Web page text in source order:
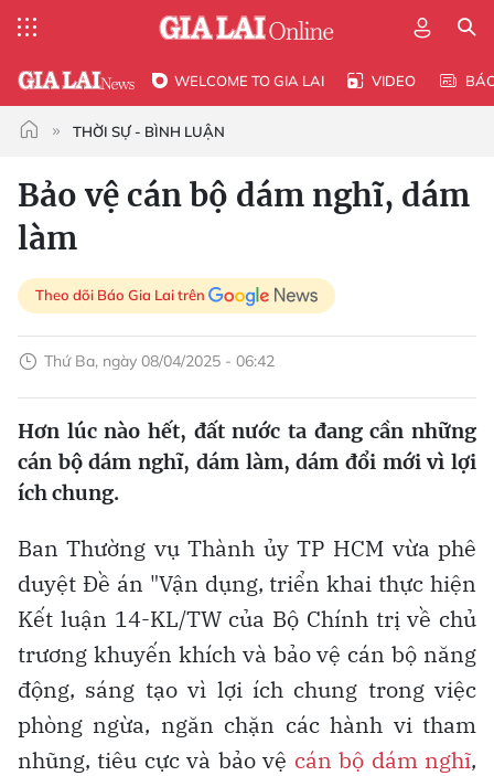
WELCOME TO GIA LAI VIDEO
THỜI SỰ - BÌNH LUẬN
Bảo vệ cán bộ dám nghĩ, dám
làm
Theo dõi Báo Gia Lai trên
Thứ Ba, ngày 08/04/2025 - 06:42
Hơn lúc nào hết, đất nước ta đang cần những
cán bộ dám nghĩ, dám làm, dám đổi mới vì lợi
ích chung.
Ban Thường vụ Thành ủy TP HCM vừa phê
duyệt Đề án "Vận dụng, triển khai thực hiện
Kết luận 14-KL/TW của Bộ Chính trị về chủ
trương khuyến khích và bảo vệ cán bộ năng
động, sáng tạo vì lợi ích chung trong việc
phòng ngừa, ngăn chặn các hành vi tham
nhũng, tiêu cực và bảo vệ cán bộ dám nghĩ,